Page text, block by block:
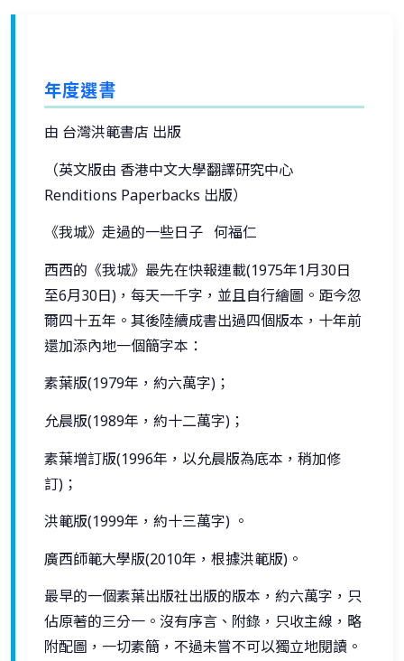
年度選書
由 台灣洪範書店 出版
（英文版由 香港中文大學翻譯研究中心
Renditions Paperbacks 出版）
《我城》走過的一些日子 何福仁
西西的《我城》最先在快報連載(1975年1月30日
至6月30日)，每天一千字，並且自行繪圖。距今忽
爾四十五年。其後陸續成書出過四個版本，十年前
還加添內地一個簡字本：
素葉版(1979年，約六萬字)；
允晨版(1989年，約十二萬字)；
素葉增訂版(1996年，以允晨版為底本，稍加修
訂)；
洪範版(1999年，約十三萬字) 。
廣西師範大學版(2010年，根據洪範版)。
最早的一個素葉出版社出版的版本，約六萬字，只
佔原著的三分一。沒有序言、附錄，只收主線，略
附配圖，一切素簡，不過未嘗不可以獨立地閱讀。